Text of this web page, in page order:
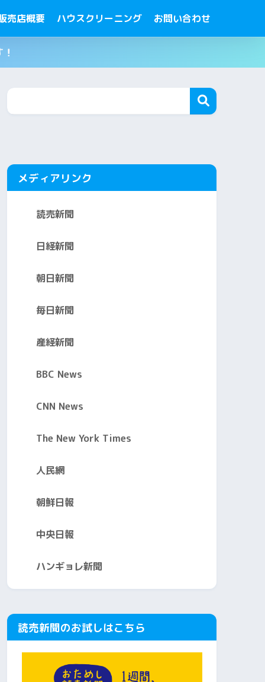
売店概要 ハウスクリーニング お問い合わせ
メディアリンク
読売新聞
日経新聞
朝日新聞
毎日新聞
産経新聞
BBC News
CNN News
The New York Times
人民網
朝鮮日報
中央日報
ハンギョレ新聞
読売新聞のお試しはこちら